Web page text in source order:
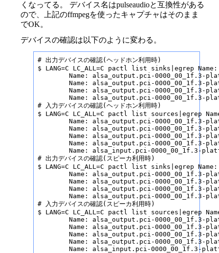
くなってる。 デバイス名はpulseaudioと互換性がある
ので、上記のffmpegを使ったキャプチャはそのまま
でOK。
デバイスの確認は以下のように変わる。
# 出力デバイスの確認(ヘッドホン利用時)
$ LANG=C LC_ALL=C pactl list sinks|egrep Name:
Name: alsa_output.pci-0000_00_1f.3-
Name: alsa_output.pci-0000_00_1f.3-
Name: alsa_output.pci-0000_00_1f.3-
Name: alsa_output.pci-0000_00_1f.3-
# 入力デバイスの確認(ヘッドホン利用時)
$ LANG=C LC_ALL=C pactl list sources|egrep
Name: alsa_output.pci-0000_00_1f.3-
Name: alsa_output.pci-0000_00_1f.3-
Name: alsa_output.pci-0000_00_1f.3-
Name: alsa_output.pci-0000_00_1f.3-
Name: alsa_input.pci-0000_00_1f.3-
# 出力デバイスの確認(スピーカ利用時)
$ LANG=C LC_ALL=C pactl list sinks|egrep Name:
Name: alsa_output.pci-0000_00_1f.3-
Name: alsa_output.pci-0000_00_1f.3-
Name: alsa_output.pci-0000_00_1f.3-
Name: alsa_output.pci-0000_00_1f.3-
# 入力デバイスの確認(スピーカ利用時)
$ LANG=C LC_ALL=C pactl list sources|egrep
Name: alsa_output.pci-0000_00_1f.3-
Name: alsa_output.pci-0000_00_1f.3-
Name: alsa_output.pci-0000_00_1f.3-
Name: alsa_output.pci-0000_00_1f.3-
Name: alsa_input.pci-0000_00_1f.3-